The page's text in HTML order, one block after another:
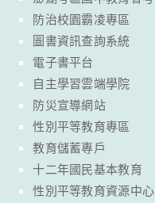
防治校園霸凌專區
圖書資訊查詢系統
電子書平台
自主學習雲端學院
防災宣導網站
性別平等教育專區
教育儲蓄專戶
十二年國民基本教育
性別平等教育資源中心